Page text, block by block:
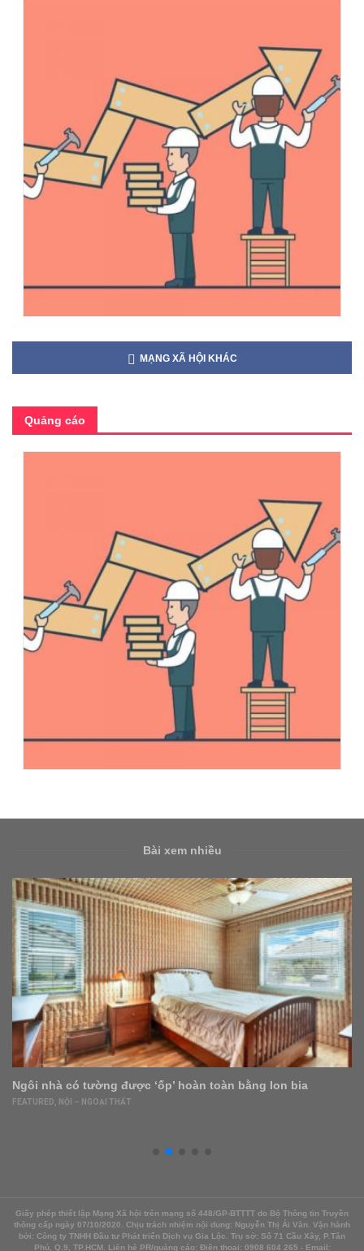
MẠNG XÃ HỘI KHÁC
Quảng cáo
Bài xem nhiều
10 điều nên và không nên có mặt trong phòng ngủ
FEATURED,NỘI – NGOẠI THẤT
Giấy phép thiết lập Mạng Xã hội trên mạng số 448/GP-BTTTT do Bộ Thông tin Truyền
thông cấp ngày 07/10/2020. Chịu trách nhiệm nội dung: Nguyễn Thị Ái Vân. Vận hành
bởi: Công ty TNHH Đầu tư Phát triển Dịch vụ Gia Lộc. Trụ sở: Số 71 Cầu Xây, P.Tân
Phú, Q.9, TP.HCM. Liên hệ PR/quảng cáo: Điện thoại: 0908 604 265 - Email: